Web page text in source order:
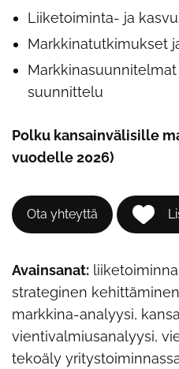
Liiketoiminta- ja
Markkinatutkimukset
suunnittelu
Polku kansainvälisille
vuodelle 2026)
Ota yhteyttä
Avainsanat:
strateginen
markkina-analyysi,
vientivalmiusanalyysi,
tekoäly